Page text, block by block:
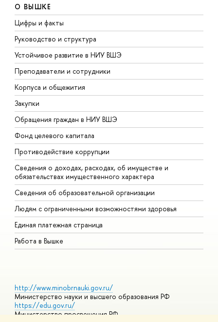
О ВЫШКЕ
Цифры и факты
Руководство и структура
Устойчивое развитие в НИУ ВШЭ
Преподаватели и сотрудники
Корпуса и общежития
Закупки
Обращения граждан в НИУ ВШЭ
Фонд целевого капитала
Противодействие коррупции
Сведения о доходах, расходах, об имуществе и
обязательствах имущественного характера
Сведения об образовательной организации
Людям с ограниченными возможностями здоровья
Единая платежная страница
Работа в Вышке
http://www.minobrnauki.gov.ru/
Министерство науки и высшего образования РФ
https://edu.gov.ru/
Министерство просвещения РФ